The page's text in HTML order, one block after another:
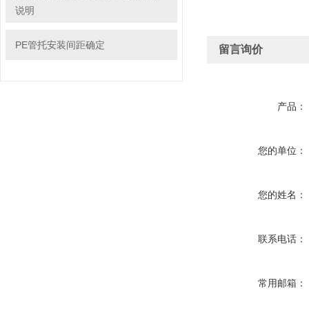
说明
PE管托安装间距确定 留言询价
产品：
您的单位：
您的姓名：
联系电话：
常用邮箱：